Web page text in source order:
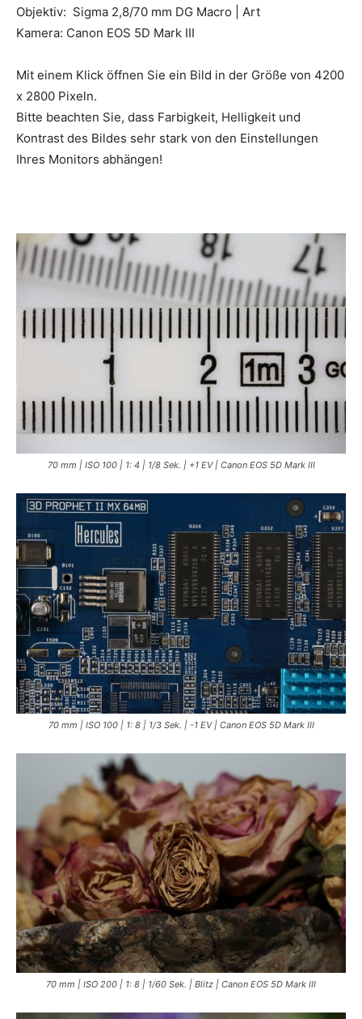
Objektiv: Sigma 2,8/70 mm DG Macro | Art
Kamera: Canon EOS 5D Mark III
Mit einem Klick öffnen Sie ein Bild in der Größe von 4200
x 2800 Pixeln.
Bitte beachten Sie, dass Farbigkeit, Helligkeit und
Kontrast des Bildes sehr stark von den Einstellungen
Ihres Monitors abhängen!
70 mm | ISO 100 | 1: 4 | 1/8 Sek. | +1 EV | Canon EOS 5D Mark III
70 mm | ISO 100 | 1: 8 | 1/3 Sek. | -1 EV | Canon EOS 5D Mark III
70 mm | ISO 200 | 1: 8 | 1/60 Sek. | Blitz | Canon EOS 5D Mark III